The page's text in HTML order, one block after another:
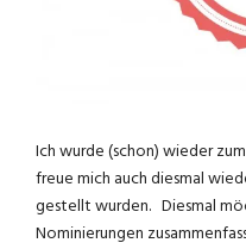
Ich wurde (schon) wieder
freue mich auch diesmal
gestellt wurden. Diesmal
Nominierungen